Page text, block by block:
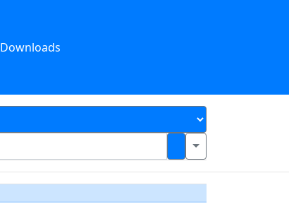
Downloads